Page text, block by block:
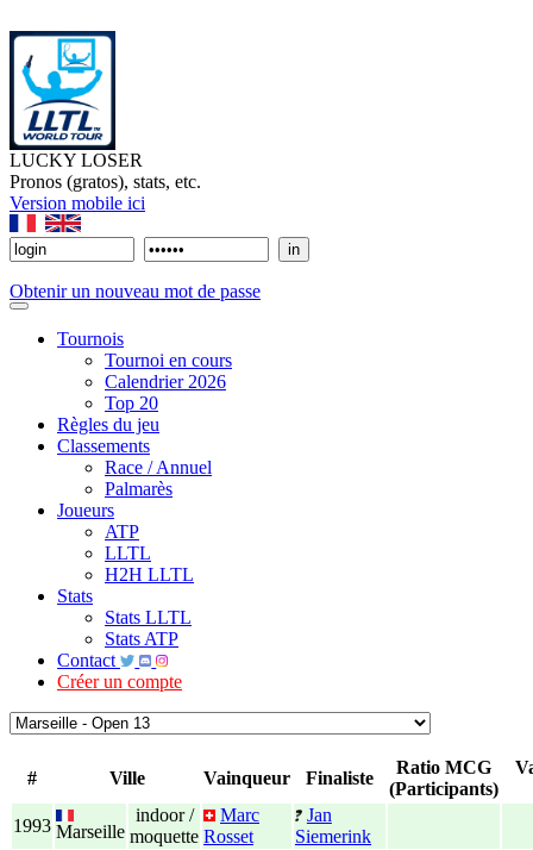
LUCKY LOSER
Pronos (gratos), stats, etc.
Version mobile ici
Obtenir un nouveau mot de passe
Tournois
Tournoi en cours
Calendrier 2026
Top 20
Règles du jeu
Classements
Race / Annuel
Palmarès
Joueurs
ATP
LLTL
H2H LLTL
Stats
Stats LLTL
Stats ATP
Contact
Créer un compte
# Ville Vainqueur Finaliste
Ratio MCG
(Participants)
1993 Marseille
indoor /
moquette
Marc
Rosset
Jan
Siemerink